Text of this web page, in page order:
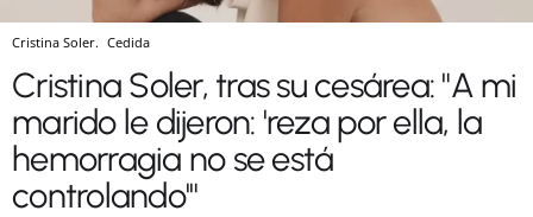
Cristina Soler. Cedida
Cristina Soler, tras su cesárea: "A mi
marido le dijeron: 'reza por ella, la
hemorragia no se está
controlando'"